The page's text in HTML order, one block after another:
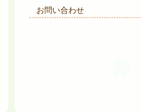
お問い合わせ